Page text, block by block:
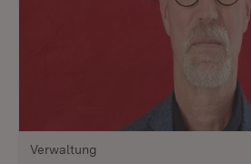
Verwaltung